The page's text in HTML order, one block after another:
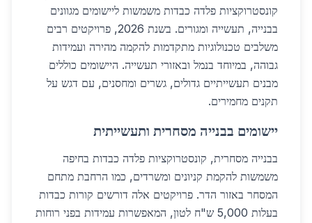
קונסטרוקציות פלדה כבדות משמשות ליישומים מגוונים
בבנייה, תעשייה ומגורים. בשנת 2026, פרויקטים רבים
משלבים טכנולוגיות מתקדמות להקמה מהירה ועמידות
גבוהה, במיוחד בנמל ובאזורי תעשייה. היישומים כוללים
מבנים תעשייתיים גדולים, גשרים ומחסנים, עם דגש על
תקנים מחמירים.
יישומים בבנייה מסחרית ותעשייתית
בבנייה מסחרית, קונסטרוקציות פלדה כבדות בחיפה
משמשות להקמת קניונים ומשרדים, כמו הרחבת מתחם
המסחר באזור הדר. פרויקטים אלה דורשים קורות כבדות
בעלות 5,000 ש"ח לטון, המאפשרות עמידות בפני רוחות